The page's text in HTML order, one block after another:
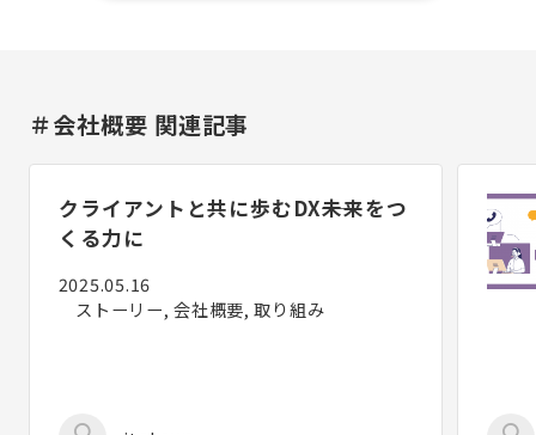
＃会社概要 関連記事
クライアントと共に歩むDX――未来をつ
くる力に
2025.05.16
ストーリー, 会社概要, 取り組み